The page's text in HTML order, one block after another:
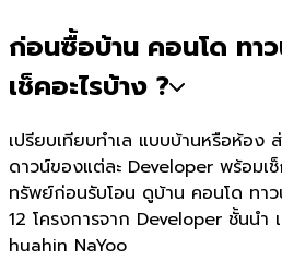
ก่อนซื้อบ้าน คอนโด ทา
เช็คอะไรบ้าง ?
เปรียบเทียบทำเล แบบบ้านหรือห้อง
ดาวน์ของแต่ละ Developer พร้อมเ
ทรัพย์ก่อนรับโอน ดูบ้าน คอนโด ทาว
12 โครงการจาก Developer ชั้นนำ
huahin NaYoo